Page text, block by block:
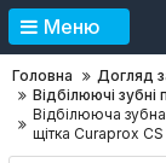
Меню
Головна Догляд
Відбілюючі зубні
Відбілююча
щітка Curaprox